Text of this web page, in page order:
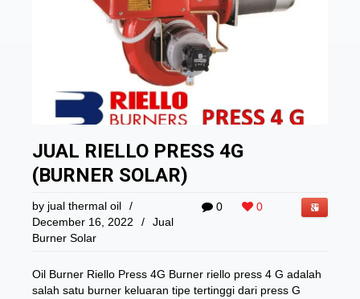
JUAL RIELLO PRESS 4G
(BURNER SOLAR)
0 0
by jual thermal oil
/
December 16, 2022
/
Jual
Burner Solar
Oil Burner Riello Press 4G Burner riello press 4 G adalah
salah satu burner keluaran tipe tertinggi dari press G